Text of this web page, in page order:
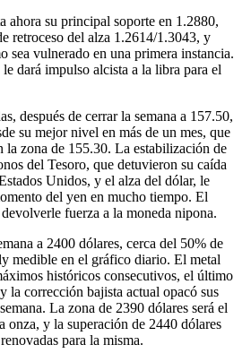
ahora su principal soporte en 1.2880,
retroceso del alza 1.2614/1.3043, y
sea vulnerado en una primera instancia.
dará impulso alcista a la libra para el
después de cerrar la semana a 157.50,
su mejor nivel en más de un mes, que
la zona de 155.30. La estabilización de
del Tesoro, que detuvieron su caída
Unidos, y el alza del dólar, le
del yen en mucho tiempo. El
fuerza a la moneda nipona.
a 2400 dólares, cerca del 50% de
medible en el gráfico diario. El metal
históricos consecutivos, el último
la corrección bajista actual opacó sus
La zona de 2390 dólares será el
onza, y la superación de 2440 dólares
para la misma.